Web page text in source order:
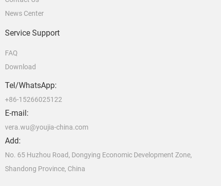
News Center
Service Support
FAQ
Download
Tel/WhatsApp:
+86-15266025122
E-mail:
vera.wu@youjia-china.com
Add:
No. 65 Huzhou Road, Dongying Economic Development Zone,
Shandong Province, China